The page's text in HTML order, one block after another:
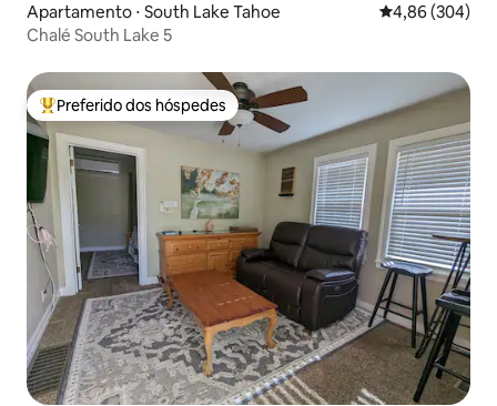
Apartamento ⋅ South Lake Tahoe 4,86 de uma
4,86 (304)
Chalé South Lake 5
Entre os melhores preferidos dos hóspedes
Preferido dos hóspedes